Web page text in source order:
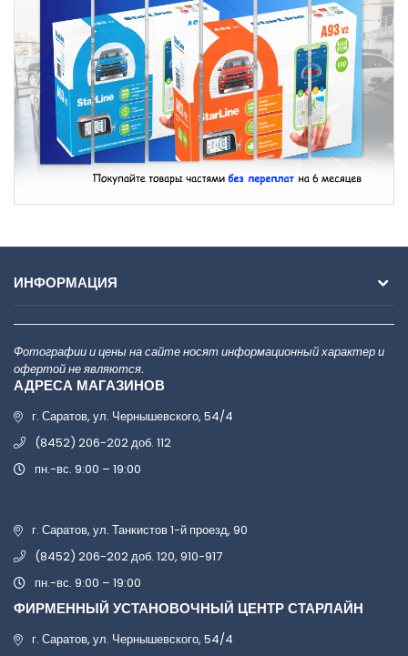
ИНФОРМАЦИЯ
Фотографии и цены на сайте носят информационный характер и
офертой не являются.
АДРЕСА МАГАЗИНОВ
г. Саратов, ул. Чернышевского, 54/4
(8452) 206-202 доб. 112
пн.-вс. 9:00 – 19:00
г. Саратов, ул. Танкистов 1-й проезд, 90
(8452) 206-202 доб. 120, 910-917
пн.-вс. 9:00 – 19:00
ФИРМЕННЫЙ УСТАНОВОЧНЫЙ ЦЕНТР СТАРЛАЙН
г. Саратов, ул. Чернышевского, 54/4